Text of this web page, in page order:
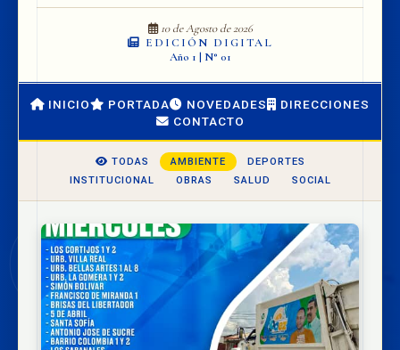
10 de Agosto de 2026
EDICIÓN DIGITAL
Año 1 | N° 01
INICIO PORTADA NOVEDADES
DIRECCIONES
CONTACTO
TODAS AMBIENTE
DEPORTES
INSTITUCIONAL
OBRAS SALUD SOCIAL